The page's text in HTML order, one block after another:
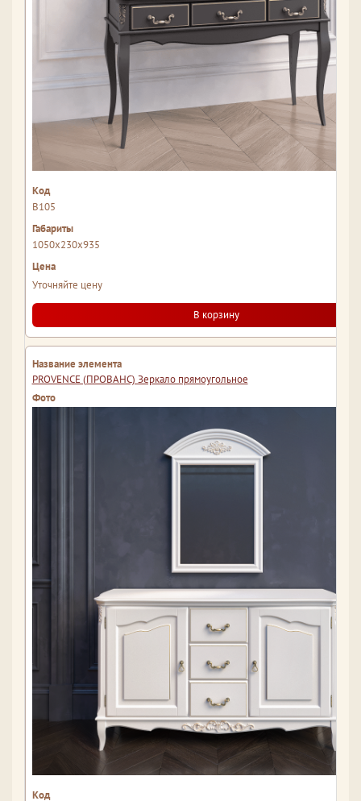
В105
1050x230x935
Уточняйте цену
В корзину
PROVENCE (ПРОВАНС) Зеркало прямоугольное